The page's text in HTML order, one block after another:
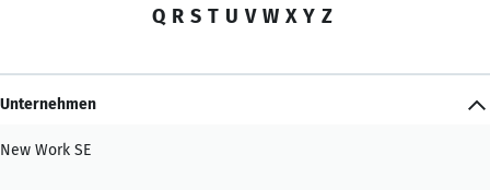
Q R S T U V W X Y Z
Unternehmen
New Work SE